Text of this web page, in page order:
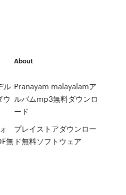
ル
ウ
無
About
Pranayam malayalamア
ルバムmp3無料ダウンロ
ード
プレイストアダウンロー
ド無料ソフトウェア